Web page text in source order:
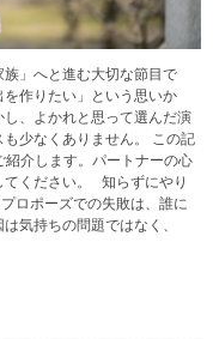
」へと進む大切な節目で
作りたい」という思いか
、よかれと思って選んだ演
少なくありません。 この記
介します。パートナーの心
てください。 知らずにやり
ロポーズでの失敗は、誰に
気持ちの問題ではなく、